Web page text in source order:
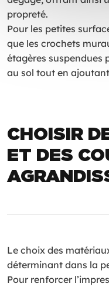
propreté.
Pour les petites
que les crochets
étagères suspendues
au sol tout en
CHOISIR
ET DES
Le choix des
déterminant dans la
Pour renforcer